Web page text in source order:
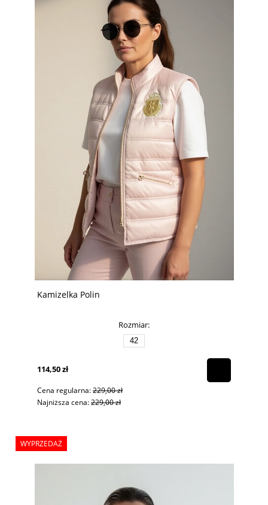
Kamizelka Polin
Rozmiar:
42
114,50 zł
Cena regularna:229,00 zł
Najniższa cena:229,00 zł
WYPRZEDAŻ